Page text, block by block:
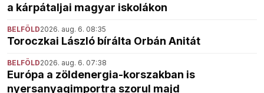
a kárpátaljai magyar iskolákon
BELFÖLD2026. aug. 6. 08:35
Toroczkai László bírálta Orbán Anitát
BELFÖLD2026. aug. 6. 07:38
Európa a zöldenergia-korszakban is
nyersanyagimportra szorul majd